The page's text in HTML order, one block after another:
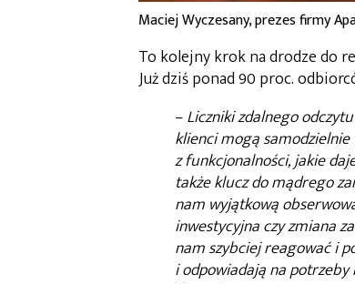
Maciej Wyczesany, prezes firmy
To kolejny krok na drodze do
Już dziś ponad 90 proc.
–Liczniki zdalnego
klienci mogą
z funkcjonalności, jakie
także klucz do mądrego
nam wyjątkową
inwestycyjna czy zmiana
nam szybciej reagować i
i odpowiadają na